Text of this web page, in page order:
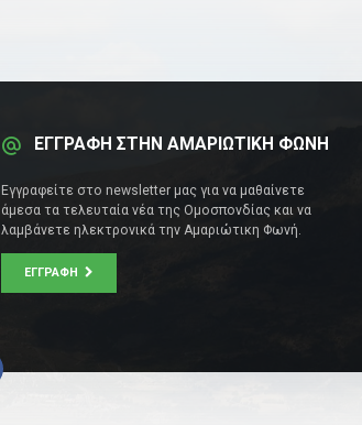
ΕΓΓΡΑΦΗ ΣΤΗΝ ΑΜΑΡΙΩΤΙΚΗ ΦΩΝΗ
Εγγραφείτε στο newsletter μας για να μαθαίνετε
άμεσα τα τελευταία νέα της Ομοσπονδίας και να
λαμβάνετε ηλεκτρονικά την Αμαριώτικη Φωνή.
ΕΓΓΡΑΦΉ